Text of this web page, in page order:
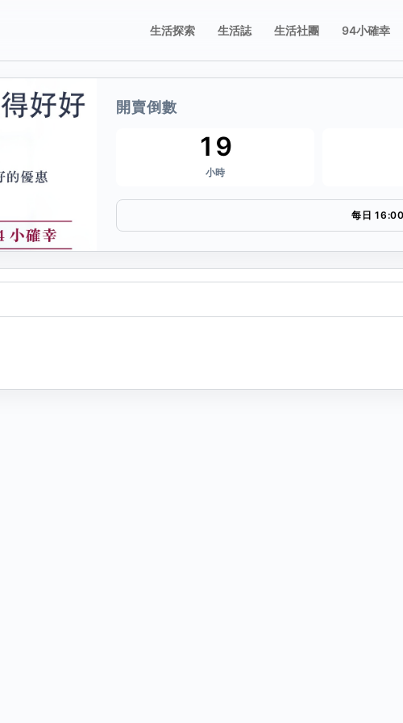
生活探索 生活誌 生活社團 94小確幸
開賣倒數
19
小時
每日
生活誌
選擇要分享的平台，或複製連結。
複製